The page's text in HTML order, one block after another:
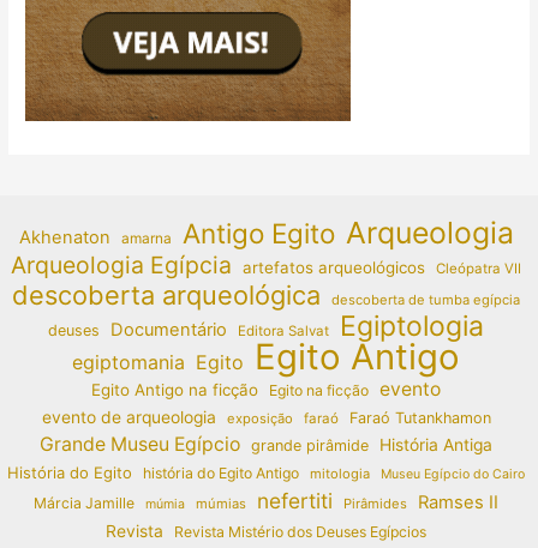
Akhenaton amarna Antigo Egito Arqueologia
Arqueologia Egípcia artefatos arqueológicos Cleópatra VII
descoberta arqueológica descoberta de tumba egípcia
deuses Documentário Editora Salvat Egiptologia
egiptomania Egito Egito Antigo
Egito Antigo na ficção Egito na ficção evento
evento de arqueologia exposição faraó Faraó Tutankhamon
Grande Museu Egípcio grande pirâmide
História Antiga
História do Egito
história do Egito Antigo mitologia Museu Egípcio do Cairo
Márcia Jamille múmia múmias nefertiti Pirâmides Ramses II
Revista
Revista Mistério dos Deuses Egípcios